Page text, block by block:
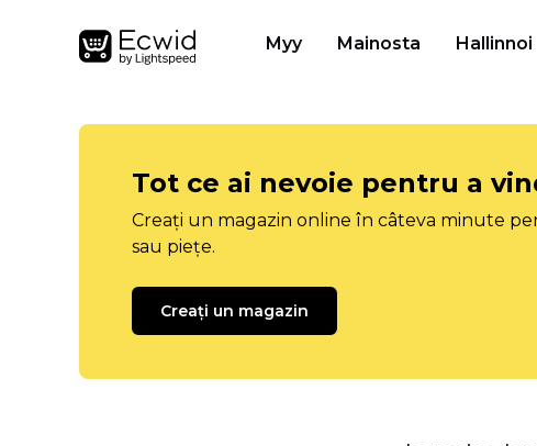
Myy Mainosta Hallinnoi
Tot ce ai nevoie pentru a
Creați un magazin online în câteva minute
sau piețe.
Creați un magazin